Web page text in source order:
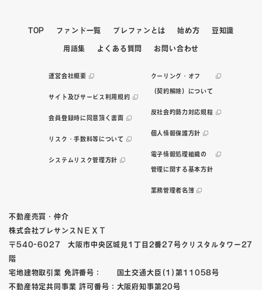
TOP ファンド一覧 プレファンとは 始め方 豆知識
用語集 よくある質問 お問い合わせ
運営会社概要
サイト及びサービス利用規約
会員登録時に同意頂く書面
リスク・手数料等について
システムリスク管理方針
クーリング・オフ
（契約解除）について
反社会的勢力対応規程
個人情報保護方針
電子情報処理組織の
管理に関する基本方針
業務管理者名簿
不動産売買・仲介
株式会社プレサンスＮＥＸＴ
〒540-6027 大阪市中央区城見1丁目2番27号クリスタルタワー27
階
宅地建物取引業 免許番号： 国土交通大臣(1)第11058号
不動産特定共同事業 許可番号：大阪府知事第20号